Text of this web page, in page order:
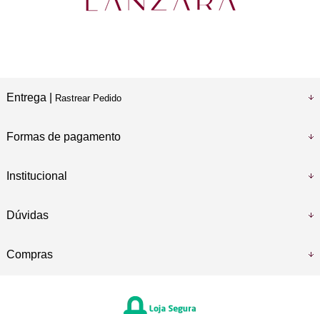
Entrega | Rastrear Pedido
Formas de pagamento
Institucional
Dúvidas
Compras